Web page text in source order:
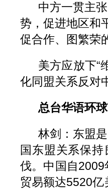
中方一贯主
势，促进地区和
促合作、图繁荣
美方应放下“
化同盟关系反对
总台华语环
林剑：东盟
国东盟关系保
伐。中国自
贸易额达5520